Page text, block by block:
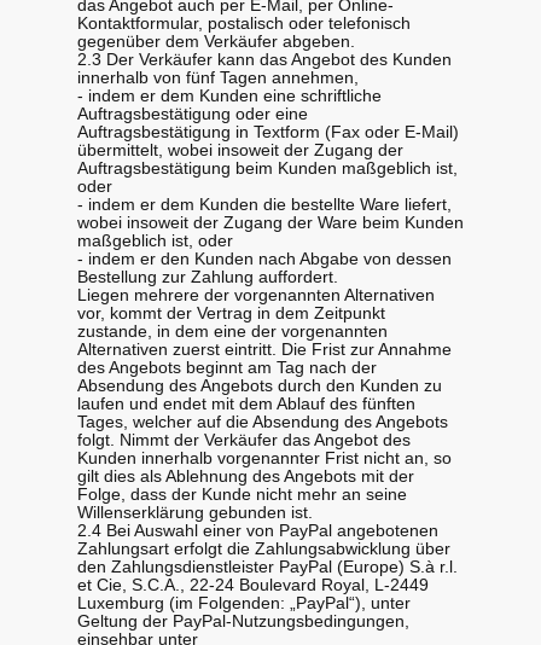
das Angebot auch per E-Mail, per Online-
Kontaktformular, postalisch oder telefonisch
gegenüber dem Verkäufer abgeben.
2.3 Der Verkäufer kann das Angebot des Kunden
innerhalb von fünf Tagen annehmen,
- indem er dem Kunden eine schriftliche
Auftragsbestätigung oder eine
Auftragsbestätigung in Textform (Fax oder E-Mail)
übermittelt, wobei insoweit der Zugang der
Auftragsbestätigung beim Kunden maßgeblich ist,
oder
- indem er dem Kunden die bestellte Ware liefert,
wobei insoweit der Zugang der Ware beim Kunden
maßgeblich ist, oder
- indem er den Kunden nach Abgabe von dessen
Bestellung zur Zahlung auffordert.
Liegen mehrere der vorgenannten Alternativen
vor, kommt der Vertrag in dem Zeitpunkt
zustande, in dem eine der vorgenannten
Alternativen zuerst eintritt. Die Frist zur Annahme
des Angebots beginnt am Tag nach der
Absendung des Angebots durch den Kunden zu
laufen und endet mit dem Ablauf des fünften
Tages, welcher auf die Absendung des Angebots
folgt. Nimmt der Verkäufer das Angebot des
Kunden innerhalb vorgenannter Frist nicht an, so
gilt dies als Ablehnung des Angebots mit der
Folge, dass der Kunde nicht mehr an seine
Willenserklärung gebunden ist.
2.4 Bei Auswahl einer von PayPal angebotenen
Zahlungsart erfolgt die Zahlungsabwicklung über
den Zahlungsdienstleister PayPal (Europe) S.à r.l.
et Cie, S.C.A., 22-24 Boulevard Royal, L-2449
Luxemburg (im Folgenden: „PayPal“), unter
Geltung der PayPal-Nutzungsbedingungen,
einsehbar unter